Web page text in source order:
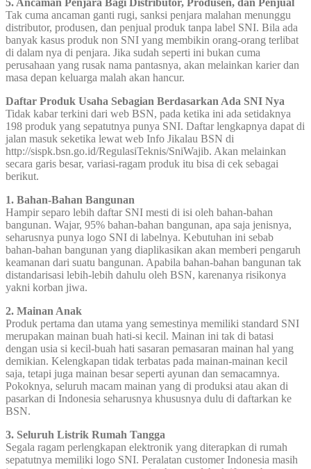
5. Ancaman Penjara Bagi Distributor, Produsen, dan Penjual
Tak cuma ancaman ganti rugi, sanksi penjara malahan menunggu
distributor, produsen, dan penjual produk tanpa label SNI. Bila ada
banyak kasus produk non SNI yang membikin orang-orang terlibat
di dalam nya di penjara. Jika sudah seperti ini bukan cuma
perusahaan yang rusak nama pantasnya, akan melainkan karier dan
masa depan keluarga malah akan hancur.
Daftar Produk Usaha Sebagian Berdasarkan Ada SNI Nya
Tidak kabar terkini dari web BSN, pada ketika ini ada setidaknya
198 produk yang sepatutnya punya SNI. Daftar lengkapnya dapat di
jalan masuk seketika lewat web Info Jikalau BSN di
http://sispk.bsn.go.id/RegulasiTeknis/SniWajib. Akan melainkan
secara garis besar, variasi-ragam produk itu bisa di cek sebagai
berikut.
1. Bahan-Bahan Bangunan
Hampir separo lebih daftar SNI mesti di isi oleh bahan-bahan
bangunan. Wajar, 95% bahan-bahan bangunan, apa saja jenisnya,
seharusnya punya logo SNI di labelnya. Kebutuhan ini sebab
bahan-bahan bangunan yang diaplikasikan akan memberi pengaruh
keamanan dari suatu bangunan. Apabila bahan-bahan bangunan tak
distandarisasi lebih-lebih dahulu oleh BSN, karenanya risikonya
yakni korban jiwa.
2. Mainan Anak
Produk pertama dan utama yang semestinya memiliki standard SNI
merupakan mainan buah hati-si kecil. Mainan ini tak di batasi
dengan usia si kecil-buah hati sasaran pemasaran mainan hal yang
demikian. Kelengkapan tidak terbatas pada mainan-mainan kecil
saja, tetapi juga mainan besar seperti ayunan dan semacamnya.
Pokoknya, seluruh macam mainan yang di produksi atau akan di
pasarkan di Indonesia seharusnya khususnya dulu di daftarkan ke
BSN.
3. Seluruh Listrik Rumah Tangga
Segala ragam perlengkapan elektronik yang diterapkan di rumah
sepatutnya memiliki logo SNI. Peralatan customer Indonesia masih